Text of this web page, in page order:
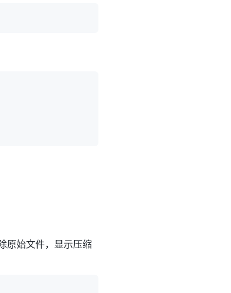
原始文件，显示压缩